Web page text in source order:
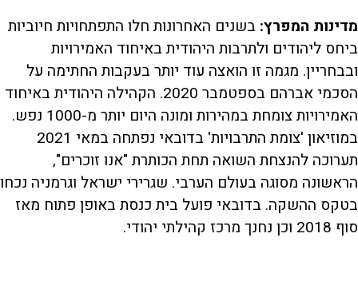
מדינות המפרץ: בשנים האחרונות חלו התפתחויות חיוביות
ביחס ליהודים ולתרבות היהודית באיחוד האמירויות
ובבחריין. מגמה זו הואצה עוד יותר בעקבות החתימה על
הסכמי אברהם בספטמבר 2020. הקהילה היהודית באיחוד
האמירויות צומחת במהירות ומונה היום יותר מ-1000 נפש.
במוזיאון 'צומת התרבויות' בדובאי נפתחה במאי 2021
תערוכה להנצחת השואה תחת הכותרת "אנו זוכרים",
הראשונה מסוגה בעולם הערבי. שגרירי ישראל וגרמניה נכחו
בטקס ההשקה. בדובאי פועל בית כנסת באופן פתוח מאז
סוף 2018 וכן נחנך מרכז קהילתי יהודי.